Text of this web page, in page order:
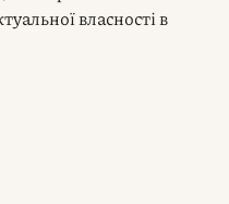
власності в